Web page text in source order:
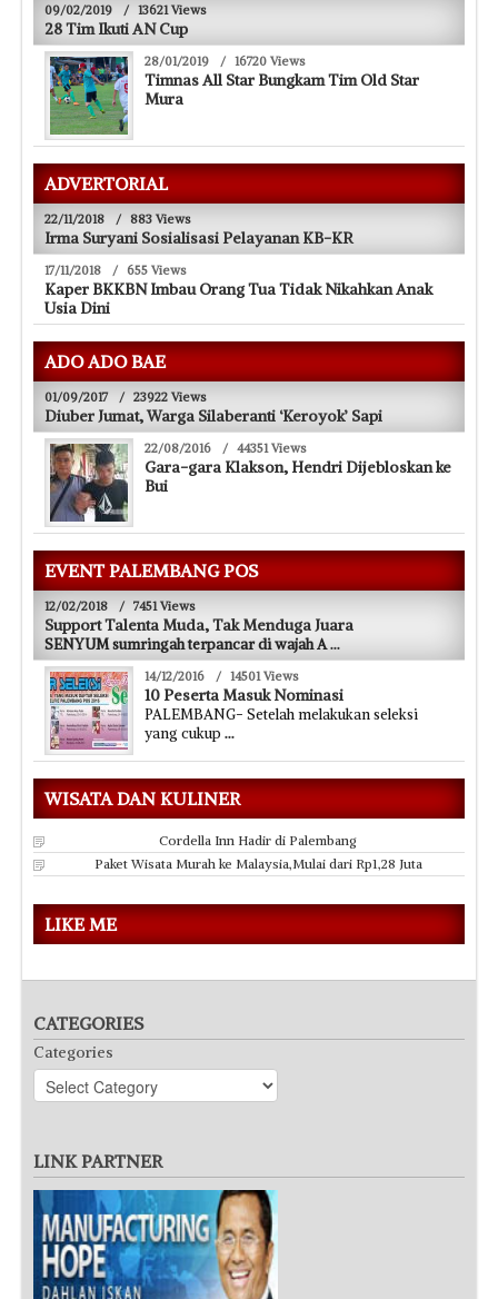
09/02/2019 / 13621 Views
28 Tim Ikuti AN Cup
28/01/2019 / 16720 Views
Timnas All Star Bungkam Tim Old Star
Mura
ADVERTORIAL
22/11/2018 / 883 Views
Irma Suryani Sosialisasi Pelayanan KB-KR
17/11/2018 / 655 Views
Kaper BKKBN Imbau Orang Tua Tidak Nikahkan Anak
Usia Dini
ADO ADO BAE
01/09/2017 / 23922 Views
Diuber Jumat, Warga Silaberanti ‘Keroyok’ Sapi
22/08/2016 / 44351 Views
Gara-gara Klakson, Hendri Dijebloskan ke
Bui
EVENT PALEMBANG POS
12/02/2018 / 7451 Views
Support Talenta Muda, Tak Menduga Juara
SENYUM sumringah terpancar di wajah A...
14/12/2016 / 14501 Views
10 Peserta Masuk Nominasi
PALEMBANG- Setelah melakukan seleksi
yang cukup ...
WISATA DAN KULINER
Cordella Inn Hadir di Palembang
Paket Wisata Murah ke Malaysia,Mulai dari Rp1,28 Juta
LIKE ME
CATEGORIES
Categories
LINK PARTNER